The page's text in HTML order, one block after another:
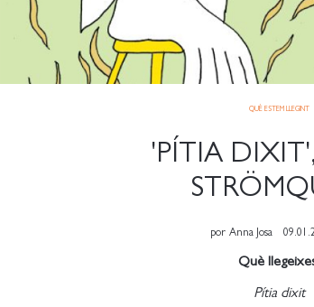
QUÈ ESTEM LLEGINT
'PÍTIA
por Anna Josa
Què
Pítia dixit